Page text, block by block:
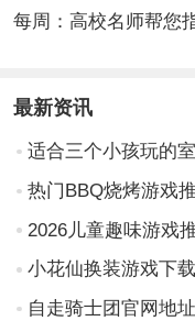
每周：高校名师帮您
最新资讯
自走骑士团官网地